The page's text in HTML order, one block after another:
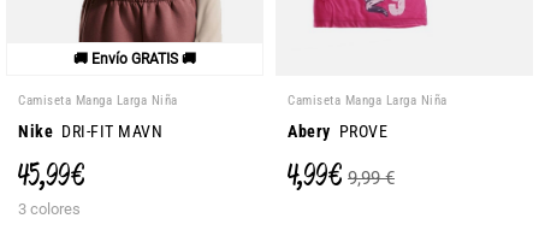
🚚 Envío GRATIS 🚚
Camiseta Manga Larga Niña
Nike DRI-FIT MAVN
45,99 €
3 colores
Camiseta Manga Larga Niña
Abery PROVE
4,99 € 9,99 €